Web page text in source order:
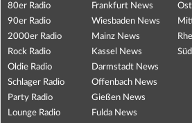
80er Radio
90er Radio
2000er Radio
Rock Radio
Oldie Radio
Schlager Radio
Party Radio
Lounge Radio
Frankfurt News
Wiesbaden News
Mainz News
Kassel News
Darmstadt News
Offenbach News
Gießen News
Fulda News